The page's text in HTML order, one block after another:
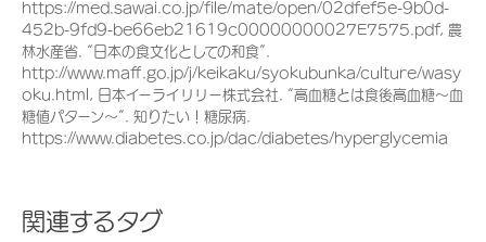
https://med.sawai.co.jp/file/mate/open/02dfef5e-9b0d-
452b-9fd9-be66eb21619c00000000027E7575.pdf, 農
林水産省. “日本の食文化としての和食”.
http://www.maff.go.jp/j/keikaku/syokubunka/culture/wasy
oku.html, 日本イーライリリー株式会社. “高血糖とは食後高血糖～血
糖値パターン～”. 知りたい！糖尿病.
https://www.diabetes.co.jp/dac/diabetes/hyperglycemia
関連するタグ